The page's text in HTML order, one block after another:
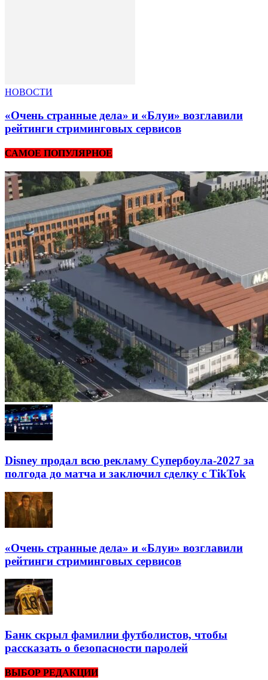
НОВОСТИ
«Очень странные дела» и «Блуи» возглавили
рейтинги стриминговых сервисов
САМОЕ ПОПУЛЯРНОЕ
Disney продал всю рекламу Супербоула-2027 за
полгода до матча и заключил сделку с TikTok
«Очень странные дела» и «Блуи» возглавили
рейтинги стриминговых сервисов
Банк скрыл фамилии футболистов, чтобы
рассказать о безопасности паролей
ВЫБОР РЕДАКЦИИ